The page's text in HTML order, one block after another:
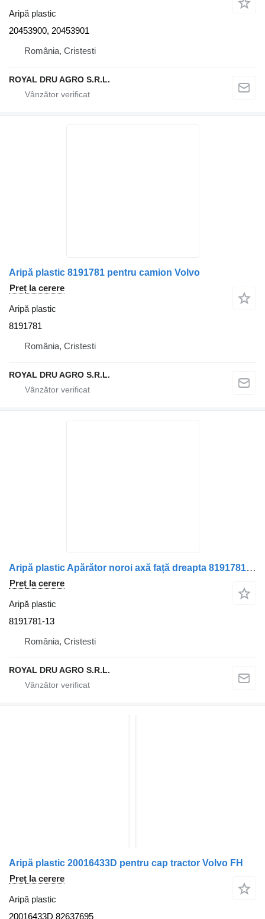
Aripă plastic
20453900, 20453901
România, Cristesti
ROYAL DRU AGRO S.R.L.
Aripă plastic 8191781 pentru camion Volvo
Preț la cerere
Aripă plastic
8191781
România, Cristesti
ROYAL DRU AGRO S.R.L.
Aripă plastic Apărător noroi axă față dreapta 8191781-13 pentru camion Volvo
Preț la cerere
Aripă plastic
8191781-13
România, Cristesti
ROYAL DRU AGRO S.R.L.
Aripă plastic 20016433D pentru cap tractor Volvo FH
Preț la cerere
Aripă plastic
20016433D 82637695